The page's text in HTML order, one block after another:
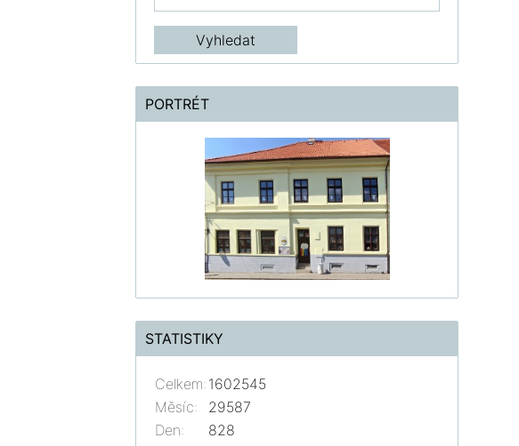
PORTRÉT
STATISTIKY
Celkem: 1602545
Měsíc:
29587
Den:
828